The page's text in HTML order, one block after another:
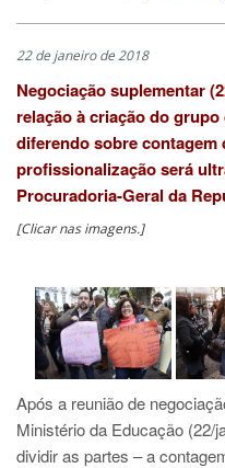
22 de janeiro de 2018
Negociação suplementar
relação à criação do
diferendo sobre
profissionalização será
Procuradoria-Geral da
[Clicar nas imagens.]
Após a reunião de
Ministério da Educação (22/
dividir as partes – a